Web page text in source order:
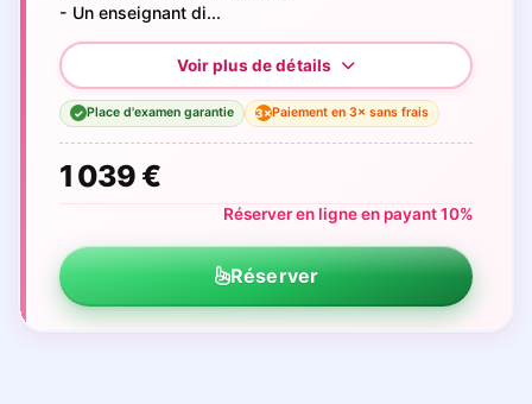
- Un enseignant di...
✓ Place d'examen garantie 3×Paiement en 3× sans frais
1 039 €
Réserver en ligne en payant 10%
Réserver